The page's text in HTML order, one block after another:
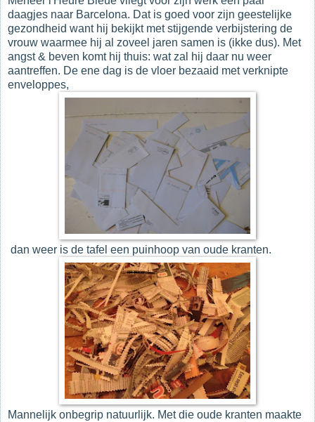
daagjes naar Barcelona. Dat is goed voor zijn geestelijke
gezondheid want hij bekijkt met stijgende verbijstering de
vrouw waarmee hij al zoveel jaren samen is (ikke dus). Met
angst & beven komt hij thuis: wat zal hij daar nu weer
aantreffen. De ene dag is de vloer bezaaid met verknipte
enveloppes,
dan weer is de tafel een puinhoop van oude kranten.
Mannelijk onbegrip natuurlijk. Met die oude kranten maakte